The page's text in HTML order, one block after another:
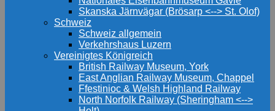
Skanska Järnvägar (Brösarp <--> St. Olof)
Schweiz
Schweiz allgemein
Verkehrshaus Luzern
Vereinigtes Königreich
British Railway Museum, York
East Anglian Railway Museum, Chappel
Ffestinioc & Welsh Highland Railway
North Norfolk Railway (Sheringham <-->